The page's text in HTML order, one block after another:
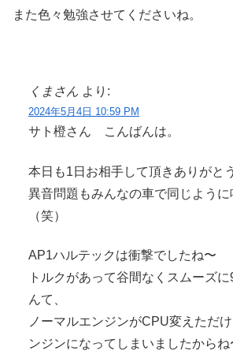
また色々勉強させてくださいね。
くまさん より:
2024年5月4日 10:59 PM
サト橙さん こんばんは。
本日も1日お相手して頂きありがと
異音問題もみんなの車で同じよう
（笑）
AP1ハルテックは衝撃でしたね〜
トルクがあって谷間なくスムーズ
んて、
ノーマルエンジンがCPU変えただ
ンジンになってしまいましたからね